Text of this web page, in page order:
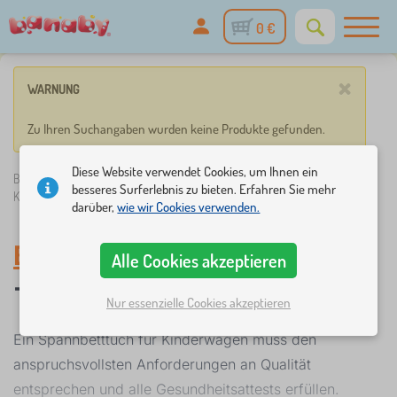
0 €
×
WARNUNG
Zu Ihren Suchangaben wurden keine Produkte gefunden.
Banaby.de »Bettwaren/ Spannbetttücher/Betttuch für
Kinderwagen
Betttuch für Kinderwagen
-
Spannbetttücher
Ein Spannbetttuch für Kinderwagen muss den
anspruchsvollsten Anforderungen an Qualität
entsprechen und alle Gesundheitsattests erfüllen.
Diese Website verwendet Cookies, um Ihnen ein
besseres Surferlebnis zu bieten. Erfahren Sie mehr
darüber,wie wir Cookies verwenden.
Alle Cookies akzeptieren
Nur essenzielle Cookies akzeptieren